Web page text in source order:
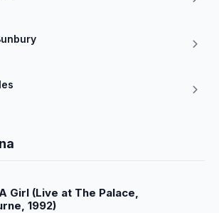
Girl (Live at The Palace,
1992)